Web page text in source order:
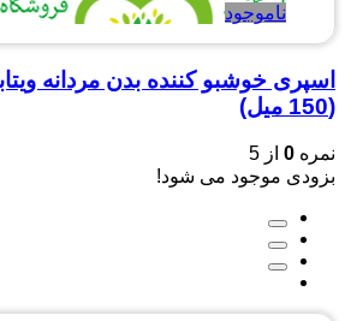
ناموجود
(150 میل)
نمره 0 از 5
بزودی موجود می شود!